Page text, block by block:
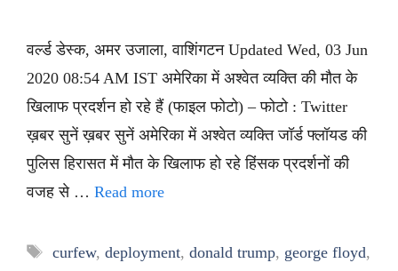
वर्ल्ड डेस्क, अमर उजाला, वाशिंगटन Updated Wed, 03 Jun
2020 08:54 AM IST अमेरिका में अश्वेत व्यक्ति की मौत के
खिलाफ प्रदर्शन हो रहे हैं (फाइल फोटो) – फोटो : Twitter
ख़बर सुनें ख़बर सुनें अमेरिका में अश्वेत व्यक्ति जॉर्ड फ्लॉयड की
पुलिस हिरासत में मौत के खिलाफ हो रहे हिंसक प्रदर्शनों की
वजह से … Read more
Tags
curfew, deployment, donald trump, george floyd,